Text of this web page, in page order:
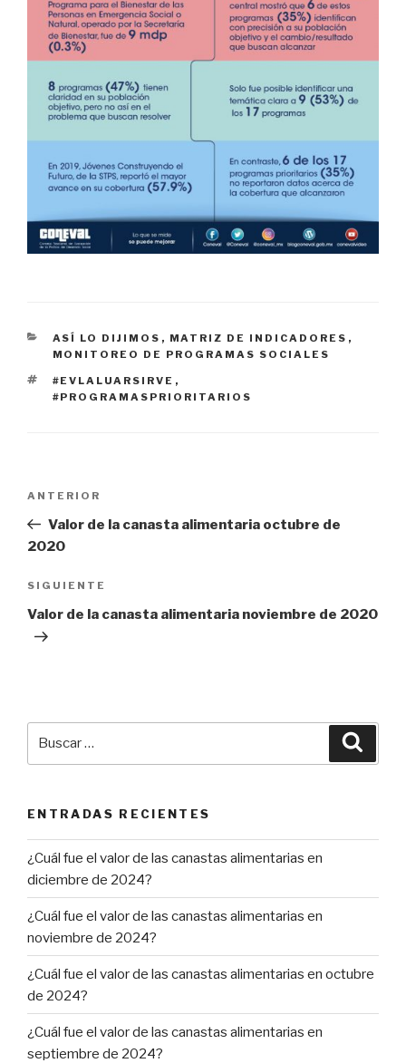
CATEGORÍAS
ASÍ LO DIJIMOS , MATRIZ DE INDICADORES ,
MONITOREO DE PROGRAMAS SOCIALES
ETIQUETAS
#EVLALUARSIRVE ,
#PROGRAMASPRIORITARIOS
entradas
Entrada
anterior:
ANTERIOR
Valor de la canasta alimentaria octubre de
2020
Siguiente
entrada
SIGUIENTE
Valor de la canasta alimentaria noviembre de 2020
ENTRADAS RECIENTES
¿Cuál fue el valor de las canastas alimentarias en
diciembre de 2024?
¿Cuál fue el valor de las canastas alimentarias en
noviembre de 2024?
¿Cuál fue el valor de las canastas alimentarias en octubre
de 2024?
¿Cuál fue el valor de las canastas alimentarias en
septiembre de 2024?